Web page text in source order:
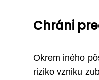
Chráni
Okrem iného
riziko vzniku